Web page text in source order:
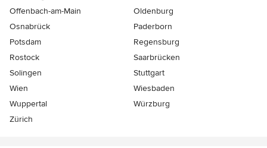
Offenbach-am-Main
Oldenburg
Osnabrück
Paderborn
Potsdam
Regensburg
Rostock
Saarbrücken
Solingen
Stuttgart
Wien
Wiesbaden
Wuppertal
Würzburg
Zürich